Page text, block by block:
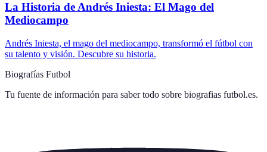
La Historia de Andrés Iniesta: El Mago del
Mediocampo
Andrés Iniesta, el mago del mediocampo, transformó el fútbol con
su talento y visión. Descubre su historia.
Biografías Futbol
Tu fuente de información para saber todo sobre biografias futbol.es.